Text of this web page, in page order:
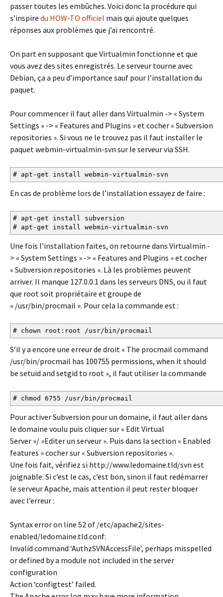
passer toutes les embûches. Voici donc la procédure qui
s’inspire du HOW-TO officiel mais qui ajoute quelques
réponses aux problèmes que j’ai rencontré.
On part en supposant que Virtualmin fonctionne et que
vous avez des sites enregistrés. Le serveur tourne avec
Debian, ça a peu d’importance sauf pour l’installation du
paquet.
Pour commencer il faut aller dans Virtualmin -> « System
Settings » -> « Features and Plugins » et cocher « Subversion
repositories ». Si vous ne le trouvez pas il faut installer le
paquet webmin-virtualmin-svn sur le serveur via SSH.
# apt-get install webmin-virtualmin-svn
En cas de problème lors de l’installation essayez de faire :
# apt-get install subversion
# apt-get install webmin-virtualmin-svn
Une fois l’installation faites, on retourne dans Virtualmin -
> « System Settings » -> « Features and Plugins » et cocher
« Subversion repositories ». Là les problèmes peuvent
arriver. Il manque 127.0.0.1 dans les serveurs DNS, ou il faut
que root soit propriétaire et groupe de
« /usr/bin/procmail ». Pour cela la commande est :
# chown root:root /usr/bin/procmail
S’il y a encore une erreur de droit « The procmail command
/usr/bin/procmail has 100755 permissions, when it should
be setuid and setgid to root », il faut utiliser la commande
# chmod 6755 /usr/bin/procmail
Pour activer Subversion pour un domaine, il faut aller dans
le domaine voulu puis cliquer sur « Edit Virtual
Server »/ »Editer un serveur ». Puis dans la section « Enabled
features » cocher sur « Subversion repositories ».
Une fois fait, vérifiez si http://www.ledomaine.tld/svn est
joignable. Si c’est le cas, c’est bon, sinon il faut redémarrer
le serveur Apache, mais attention il peut rester bloquer
avec l’erreur :
Syntax error on line 52 of /etc/apache2/sites-
enabled/ledomaine.tld.conf:
Invalid command ‘AuthzSVNAccessFile’, perhaps misspelled
or defined by a module not included in the server
configuration
Action ‘configtest’ failed.